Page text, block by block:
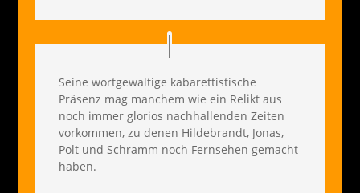
Seine wortgewaltige kabarettistische
Präsenz mag manchem wie ein Relikt aus
noch immer glorios nachhallenden Zeiten
vorkommen, zu denen Hildebrandt, Jonas,
Polt und Schramm noch Fernsehen gemacht
haben.